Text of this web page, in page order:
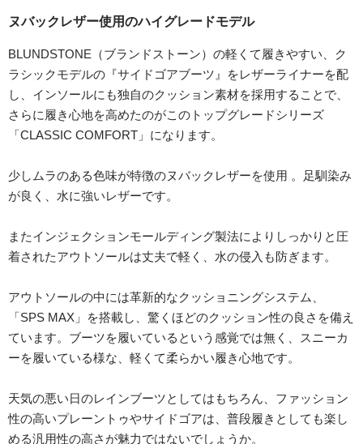
ヌバックレザー使用のハイグレードモデル
BLUNDSTONE（ブランドストーン）の軽くて履きやすい、ク
ラシックモデルの『サイドゴアブーツ』をレザーライナーを配
し、インソールにも独自のクッション素材を採用することで、
さらに履き心地を高めたのがこのトップグレードシリーズ
「CLASSIC COMFORT」になります。
少しムラのある色味が特徴のヌバックレザーを使用 。足馴染み
が良く、水に強いレザーです。
またインジェクションモールディング製法によりしっかりと圧
着されたアウトソールは丈夫で軽く、水の侵入も防ぎます。
アウトソールの中には革新的なクッショニングシステム、
「SPS MAX」を搭載し、驚くほどのクッション性の良さを備え
ています。ブーツを履いているという感覚では無く、スニーカ
ーを履いている様な、軽くて柔らかい履き心地です。
天気の悪い日のレインブーツとしてはもちろん、ファッション
性の高いプレーントゥやサイドゴアは、普段履きとしても楽し
める汎用性の高さが魅力ではないでしょうか。